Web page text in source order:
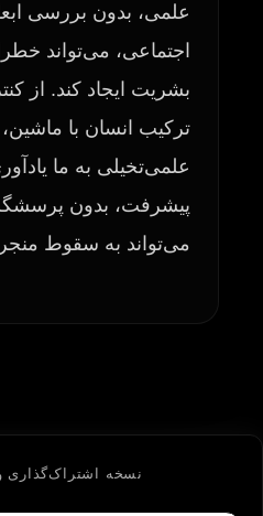
علمی، بدون بررسی
اجتماعی، می‌تواند
بشریت ایجاد کند. از
ترکیب انسان با ماشین،
علمی‌تخیلی به ما
پیشرفت، بدون
می‌تواند به سقوط
نسخه اشتراک‌گذاری و